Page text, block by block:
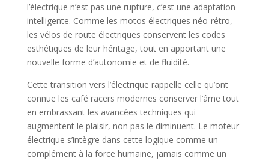
l’électrique n’est pas une rupture, c’est une adaptation
intelligente. Comme les motos électriques néo-rétro,
les vélos de route électriques conservent les codes
esthétiques de leur héritage, tout en apportant une
nouvelle forme d’autonomie et de fluidité.
Cette transition vers l’électrique rappelle celle qu’ont
connue les café racers modernes conserver l’âme tout
en embrassant les avancées techniques qui
augmentent le plaisir, non pas le diminuent. Le moteur
électrique s’intègre dans cette logique comme un
complément à la force humaine, jamais comme un